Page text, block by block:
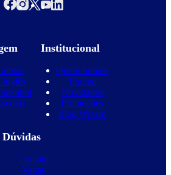
Inglês
Institucional
Quem Somos
Equipe
Novidades
Promoções
Blog Wizard
Dúvidas
Contato
Vagas